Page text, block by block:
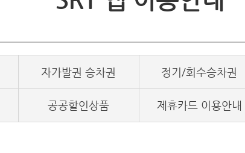
자가발권 승차권 정기/회수승차권
공공할인상품 제휴카드 이용안내